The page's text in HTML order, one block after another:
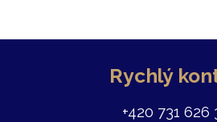
Rychlý
+420 731 626